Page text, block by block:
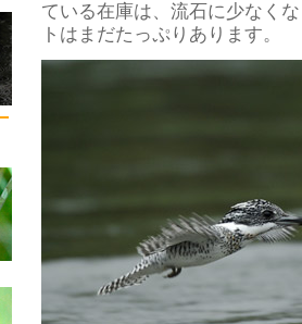
ている在庫は、流石に少なく
トはまだたっぷりあります。